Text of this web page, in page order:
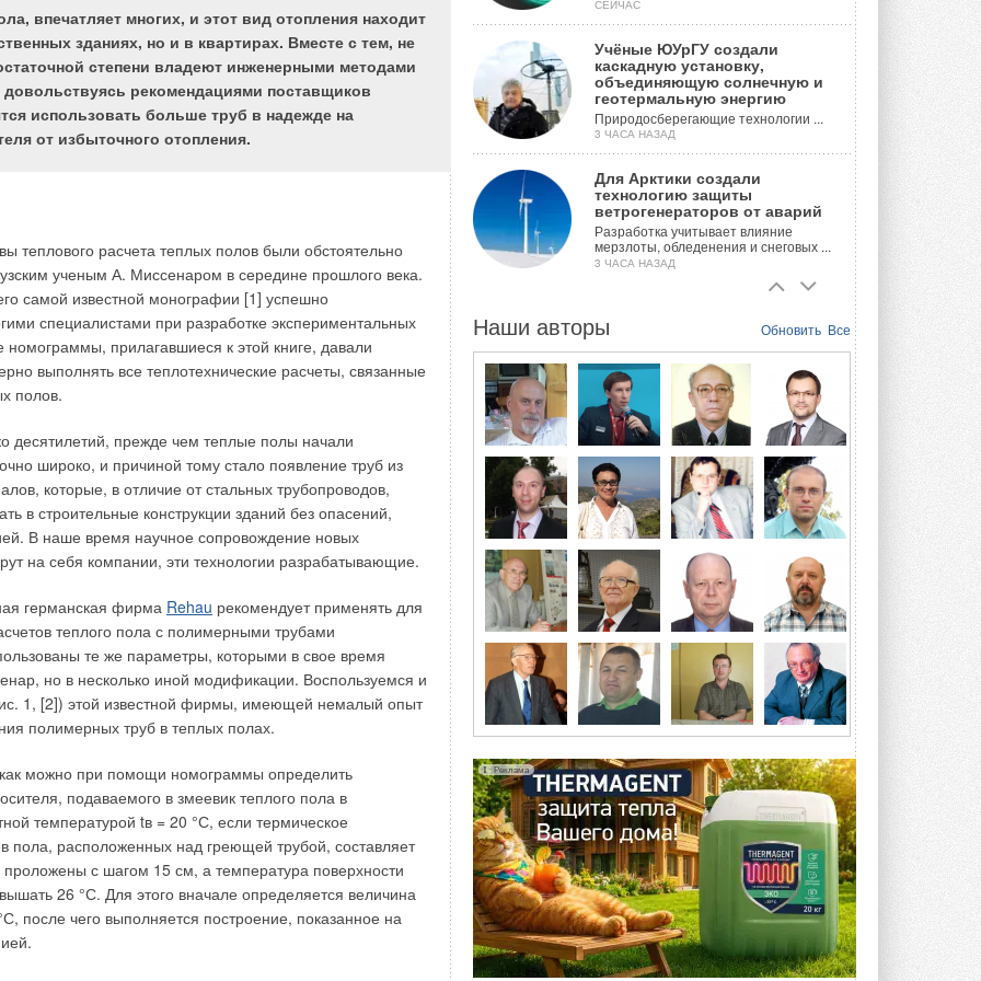
впечатляет многих, и этот вид отопления находит
зданиях, но и в квартирах. Вместе с тем, не
степени владеют инженерными методами
рекомендациями поставщиков
использовать больше труб в надежде на
от избыточного отопления.
теплового расчета теплых полов были обстоятельно
ученым А. Миссенаром в середине прошлого века.
самой известной монографии [1] успешно
специалистами при разработке экспериментальных
номограммы, прилагавшиеся к этой книге, давали
выполнять все теплотехнические расчеты, связанные
полов.
десятилетий, прежде чем теплые полы начали
широко, и причиной тому стало появление труб из
которые, в отличие от стальных трубопроводов,
в строительные конструкции зданий без опасений,
В наше время научное сопровождение новых
на себя компании, эти технологии разрабатывающие.
германская фирма Rehau рекомендует применять для
теплого пола с полимерными трубами
те же параметры, которыми в свое время
но в несколько иной модификации. Воспользуемся и
1, [2]) этой известной фирмы, имеющей немалый опыт
полимерных труб в теплых полах.
можно при помощи номограммы определить
подаваемого в змеевик теплого пола в
температурой tв = 20 °С, если термическое
пола, расположенных над греющей трубой, составляет
с шагом 15 см, а температура поверхности
26 °С. Для этого вначале определяется величина
после чего выполняется построение, показанное на
СЕЙЧАС
Учёные ЮУрГУ создали
каскадную установку,
объединяющую солнечную и
геотермальную энергию
Природосберегающие технологии ...
3 ЧАСА НАЗАД
Для Арктики создали
технологию защиты
ветрогенераторов от аварий
Разработка учитывает влияние
мерзлоты, обледенения и снеговых ...
3 ЧАСА НАЗАД
с одним общим испарителем
конструкцию двухисточникового ...
24 ЧАСА НАЗАД
21-й ежегодный форум
«ЦОД-2026»
Мероприятие пройдет 2-3 сентября в
отеле Radisson Slavyanskaya. Форум
посетит более двух тысяч участников ...
ВЧЕРА
Китайская Shenling представила
линейку тепловых насосов
«воздух-вода» на R290
Серия ThermaX R290 All-In-One
включает три модели ...
4 АВГУСТА 2026
Тепловые насосы в связке с
солнечной генерацией и
накопителем снижают
потребление на 60%
Исследователи из Италии установили ...
4 АВГУСТА 2026
«РУСКЛИМАТ Fest 2026» в Уфе
собрал свыше 700 профи
климатической отрасли
Организатором выступил торгово-
производственный холдинг ...
3 АВГУСТА 2026
«Датарк» испытал модульный
ЦОД с плотностью 54 кВт на
Обновить Все
Наши авторы
Реклама
могут подразделяться по характеру теплообмена
сооружения и окружающим его грунтом и наружным
типы. Первый — это сооружения, в которых
с различными режимами работы, в которых
ситуации, требующие при заданном тепловом
возможного времени достижения какой-либо
являющейся для данного этапа конечной. К
относиться помещения отдельных производств.
в которых нет значительных колебаний
гаражи, склады, магазины и т.п.).
подземных пешеходных переходов в связи с
может осуществляться в режиме всех
теплообмена. Воздушный режим подземных
зависит от интенсивности естественного
переходах естественный воздухообмен
за счет ветрового давления, поскольку составляющая
отсутствует. При использовании подземных
помещений общественного назначения следует
отсутствуют количественные характеристики
на кратность воздухообмена в подземных пешеходных
традиционные аэродинамические коэффициенты,
сооружений. Поэтому определение
в подземных пешеходных переходах
путем испытания модели в аэродинамической трубе.